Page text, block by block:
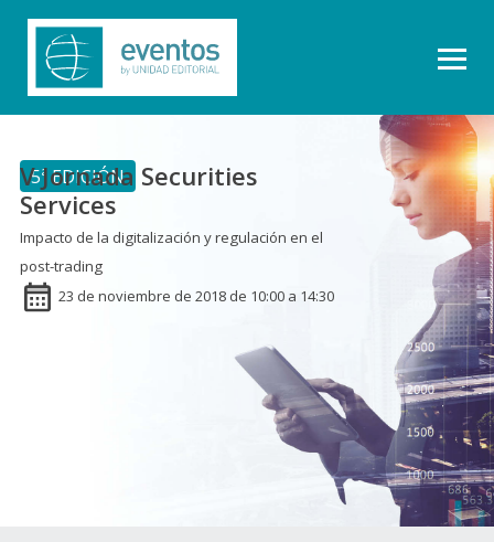
5ª EDICIÓN
V Jornada Securities
Services
Impacto de la digitalización y regulación en el
post-trading
23 de noviembre de 2018 de 10:00 a 14:30